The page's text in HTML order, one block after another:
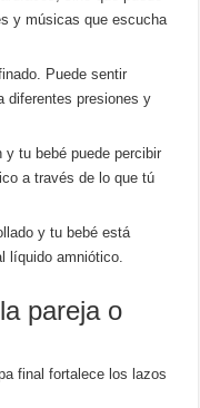
y músicas que escucha
Puede sentir
diferentes presiones y
tu bebé puede percibir
a través de lo que tú
y tu bebé está
líquido amniótico.
pareja o
final fortalece los lazos